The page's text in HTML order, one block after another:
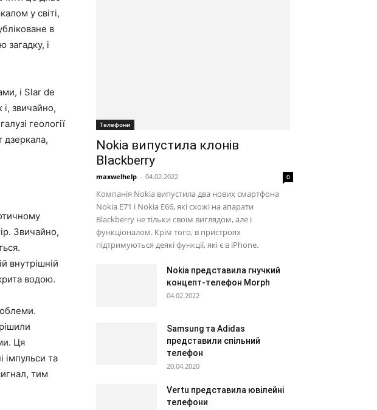
у світі,
в
і
і Slar de
звичайно,
геології
дзеркала,
Звичайно,
внутрішній
водою.
Ця
імпульси та
тим
Телефони
Nokia випустила клонів
Blackberry
maxwelhelp - 04.02.2022 0
Компанія Nokia випустила два нових смартфона
Nokia E71 і Nokia E66, які схожі на апарати
Blackberry не тільки своїм виглядом, але і
функціоналом. Крім того, в пристроях
підтримуються деякі функції, які є в iPhone.
Nokia представила гнучкий
концепт-телефон Morph
04.02.2022
Samsung та Adidas
представили спільний
телефон
20.04.2020
Vertu представила ювілейні
телефони